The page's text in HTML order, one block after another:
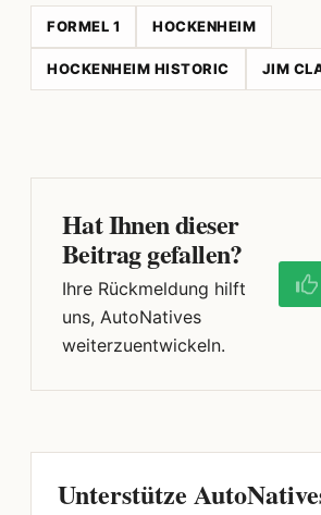
FORMEL 1 HOCKENHEIM
HOCKENHEIM HISTORIC JIM
Hat Ihnen dieser
Beitrag gefallen?
Ihre Rückmeldung hilft
uns, AutoNatives
weiterzuentwickeln.
Unterstütze